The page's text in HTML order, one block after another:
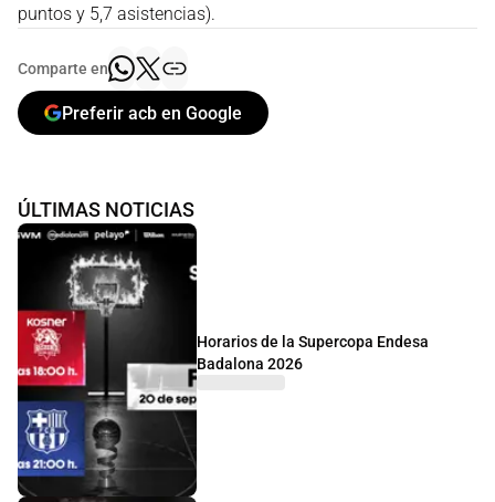
puntos y 5,7 asistencias).
Comparte en
Preferir acb en Google
ÚLTIMAS NOTICIAS
Horarios de la Supercopa Endesa
Badalona 2026